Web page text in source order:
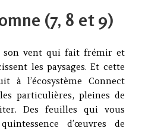
(7, 8 et 9)
son vent qui fait frémir et
les paysages. Et cette
à l’écosystème Connect
particulières, pleines de
Des feuilles qui vous
d’œuvres de